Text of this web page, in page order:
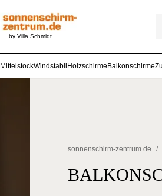
by Villa Schmidt
MittelstockWindstabil Holzschirme Balkonschirme
sonnenschirm-zentrum.de /